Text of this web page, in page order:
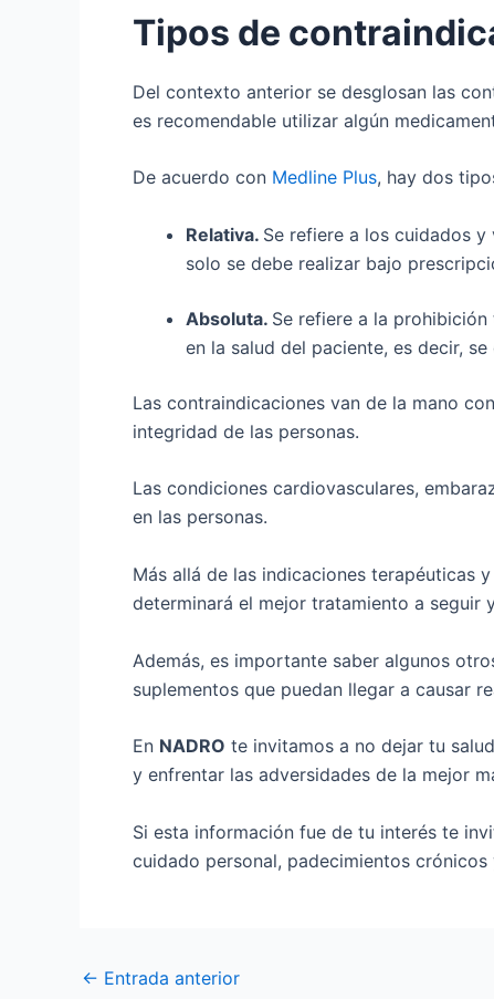
Tipos de
Del contexto anterior se desglosan las
es recomendable utilizar algún
De acuerdo con Medline Plus, hay dos
Relativa. Se refiere a los cuidados
solo se debe realizar bajo
Absoluta. Se refiere a la
en la salud del paciente, es decir,
Las contraindicaciones van de la mano
integridad de las personas.
Las condiciones cardiovasculares,
en las personas.
Más allá de las indicaciones terapéuticas
determinará el mejor tratamiento a seguir
Además, es importante saber algunos
suplementos que puedan llegar a causar
En NADRO te invitamos a no dejar tu
y enfrentar las adversidades de la mejor
Si esta información fue de tu interés te
cuidado personal, padecimientos
← Entrada anterior